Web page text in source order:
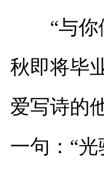
“与你们
秋即将毕
爱写诗的
一句：“